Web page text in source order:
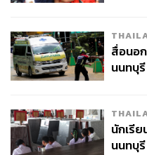
สื่อนอ
นนทบุ
นักเรี
นนทบุ